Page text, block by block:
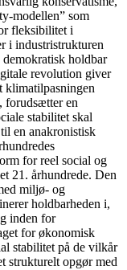
modellen” som
fleksibilitet i
i industristrukturen
holdbar
revolution giver
klimatilpasningen
en
stabilitet skal
en anakronistisk
for reel social og
21. århundrede. Den
miljø- og
holdbarheden i,
inden for
for økonomisk
stabilitet på de vilkår
strukturelt opgør med